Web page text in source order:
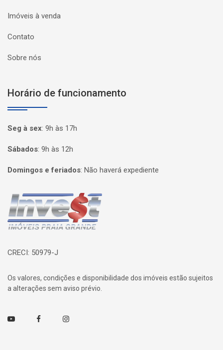
Imóveis à venda
Contato
Sobre nós
Horário de funcionamento
Seg à sex: 9h às 17h
Sábados: 9h às 12h
Domingos e feriados: Não haverá expediente
Página inicial
CRECI: 50979-J
Os valores, condições e disponibilidade dos imóveis estão sujeitos
a alterações sem aviso prévio.
Youtube FacebookInstagram